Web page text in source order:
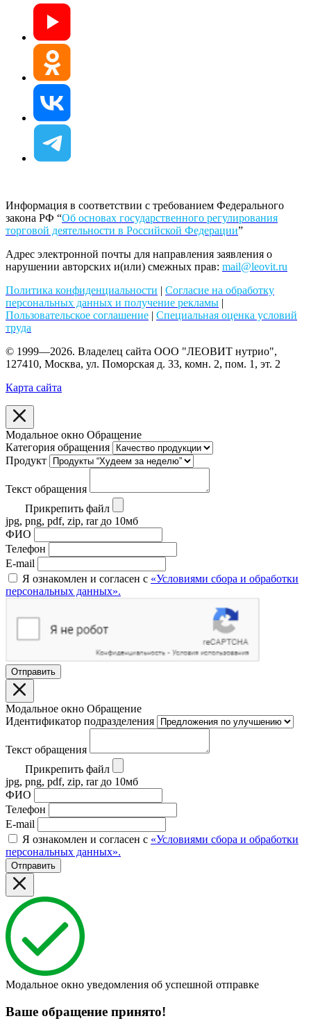
Информация в соответствии с требованием Федерального
закона РФ “Об основах государственного регулирования
торговой деятельности в Российской Федерации”
Адрес электронной почты для направления заявления о
нарушении авторских и(или) смежных прав: mail@leovit.ru
Политика конфиденциальности | Согласие на обработку
персональных данных и получение рекламы |
Пользовательское соглашение | Специальная оценка условий
труда
© 1999—2026. Владелец сайта ООО "ЛЕОВИТ нутрио",
127410, Москва, ул. Поморская д. 33, комн. 2, пом. 1, эт. 2
Карта сайта
Модальное окно Обращение
Категория обращения
Продукт
Текст обращения
Прикрепить файл
jpg, png, pdf, zip, rar до 10мб
ФИО
Телефон
E-mail
Я ознакомлен и согласен с «Условиями сбора и обработки
персональных данных».
Отправить
Модальное окно Обращение
Идентификатор подразделения
Текст обращения
Прикрепить файл
jpg, png, pdf, zip, rar до 10мб
ФИО
Телефон
E-mail
Я ознакомлен и согласен с «Условиями сбора и обработки
персональных данных».
Отправить
Модальное окно уведомления об успешной отправке
Ваше обращение принято!